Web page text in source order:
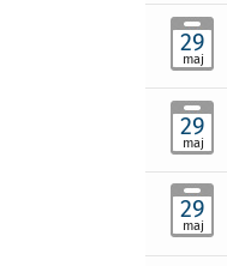
29
maj
29
maj
29
maj